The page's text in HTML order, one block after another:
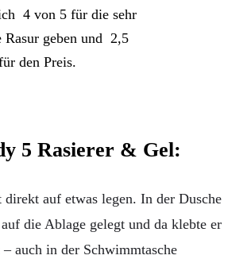
4 von 5 für die sehr
Rasur geben und 2,5
den Preis.
5 Rasierer & Gel:
auf etwas legen. In der Dusche
die Ablage gelegt und da klebte er
– auch in der Schwimmtasche